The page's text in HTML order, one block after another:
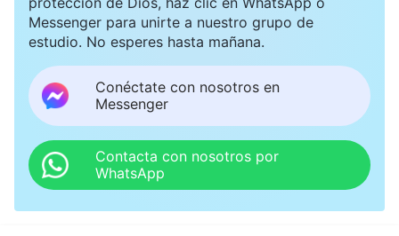
Messenger para unirte a nuestro grupo de
estudio. No esperes hasta mañana.
Conéctate con nosotros en
Messenger
Contacta con nosotros por
WhatsApp